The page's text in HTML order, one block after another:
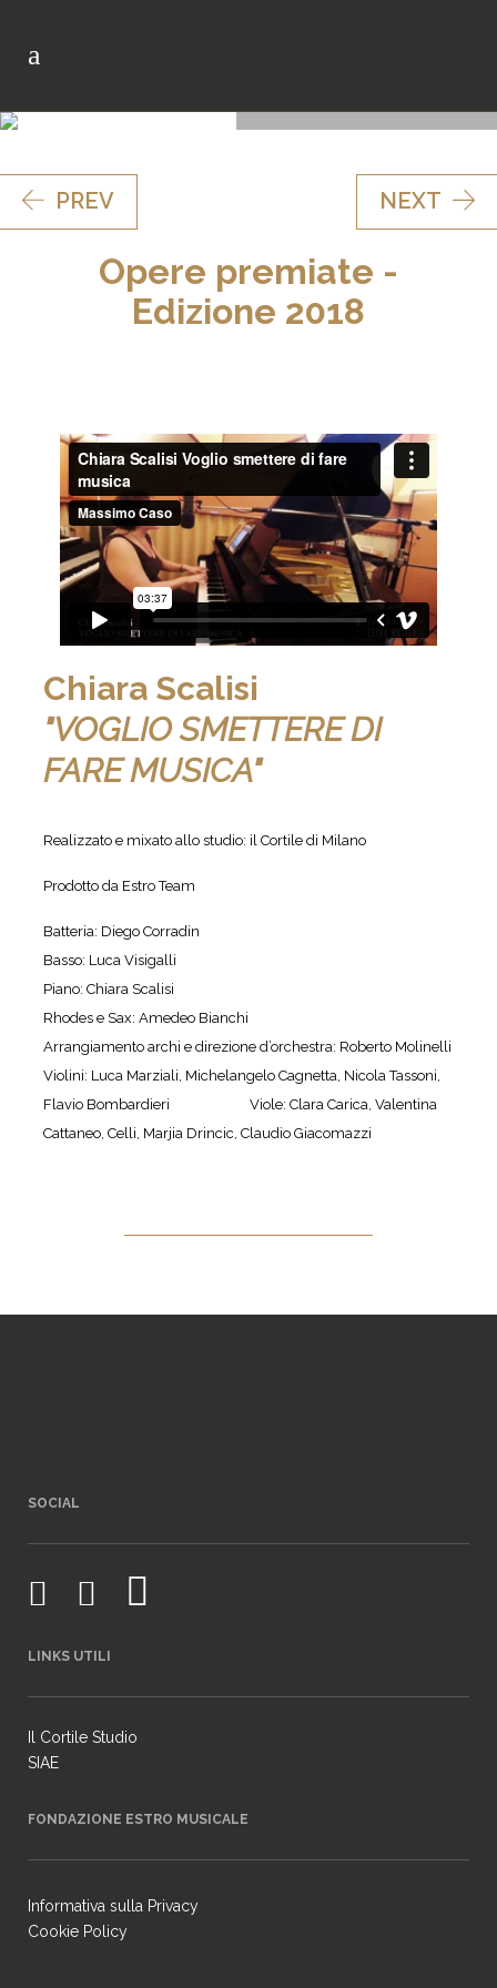
PREV NEXT
Opere premiate -
Edizione 2018
Chiara Scalisi
"VOGLIO SMETTERE DI
FARE MUSICA"
Realizzato e mixato allo studio: il Cortile di Milano
Prodotto da Estro Team
Batteria: Diego Corradin
Basso: Luca Visigalli
Piano: Chiara Scalisi
Rhodes e Sax: Amedeo Bianchi
Arrangiamento archi e direzione d’orchestra: Roberto Molinelli
Violini: Luca Marziali, Michelangelo Cagnetta, Nicola Tassoni,
Flavio Bombardieri Viole: Clara Carica, Valentina
Cattaneo, Celli, Marjia Drincic, Claudio Giacomazzi
SOCIAL
LINKS UTILI
Il Cortile Studio
SIAE
FONDAZIONE ESTRO MUSICALE
Informativa sulla Privacy
Cookie Policy